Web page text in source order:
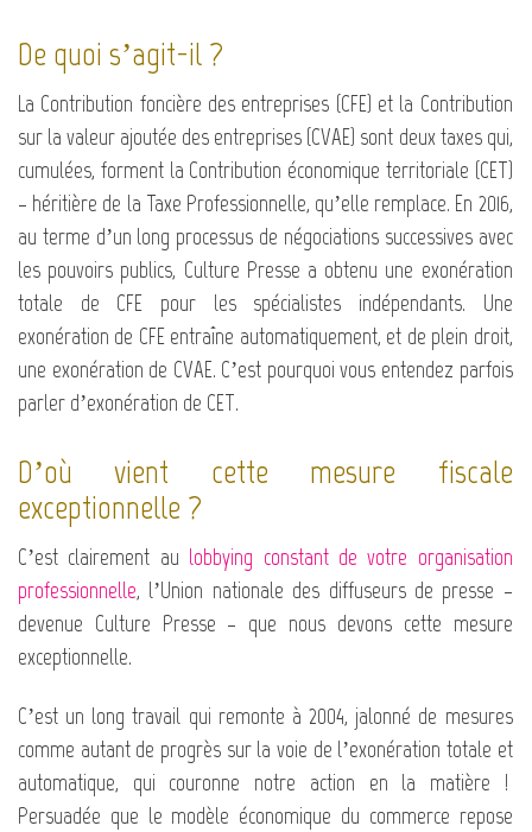
De quoi s’agit-il ?
La Contribution foncière des entreprises (CFE) et la Contribution
sur la valeur ajoutée des entreprises (CVAE) sont deux taxes qui,
cumulées, forment la Contribution économique territoriale (CET)
– héritière de la Taxe Professionnelle, qu’elle remplace. En 2016,
au terme d’un long processus de négociations successives avec
les pouvoirs publics, Culture Presse a obtenu une exonération
totale de CFE pour les spécialistes indépendants. Une
exonération de CFE entraîne automatiquement, et de plein droit,
une exonération de CVAE. C’est pourquoi vous entendez parfois
parler d’exonération de CET.
D’où vient cette mesure fiscale
exceptionnelle ?
C’est clairement au lobbying constant de votre organisation
professionnelle, l’Union nationale des diffuseurs de presse –
devenue Culture Presse – que nous devons cette mesure
exceptionnelle.
C’est un long travail qui remonte à 2004, jalonné de mesures
comme autant de progrès sur la voie de l’exonération totale et
automatique, qui couronne notre action en la matière !
Persuadée que le modèle économique du commerce repose